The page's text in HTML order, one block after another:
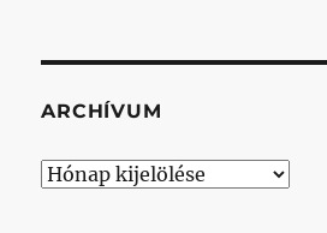
ARCHÍVUM
Archívum